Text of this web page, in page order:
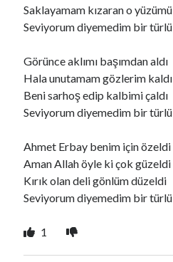
Saklayamam kızaran o yüzümü
Seviyorum diyemedim bir türlü
Görünce aklımı başımdan aldı
Hala unutamam gözlerim kaldı
Beni sarhoş edip kalbimi çaldı
Seviyorum diyemedim bir türlü
Ahmet Erbay benim için özeldi
Aman Allah öyle ki çok güzeldi
Kırık olan deli gönlüm düzeldi
Seviyorum diyemedim bir türlü
1